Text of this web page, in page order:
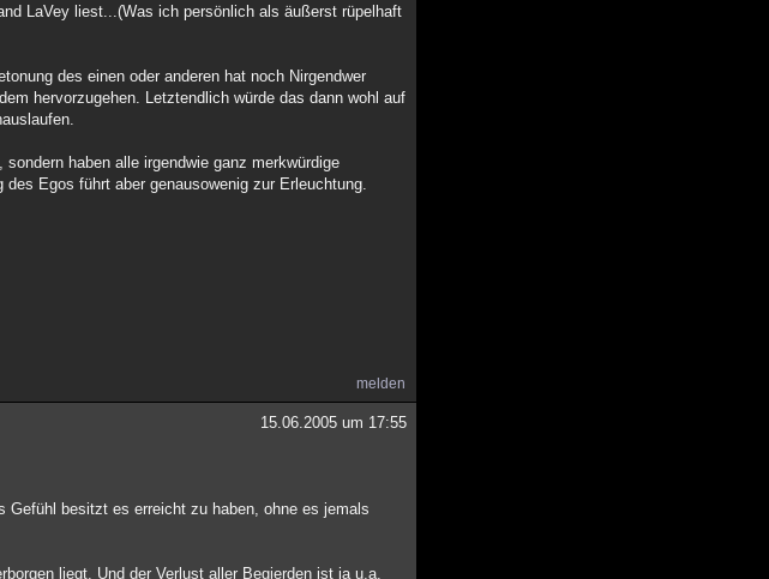
LaVey liest...(Was ich persönlich als äußerst rüpelhaft
des einen oder anderen hat noch Nirgendwer
hervorzugehen. Letztendlich würde das dann wohl auf
haben alle irgendwie ganz merkwürdige
Egos führt aber genausowenig zur Erleuchtung.
melden
15.06.2005 um 17:55
besitzt es erreicht zu haben, ohne es jemals
liegt. Und der Verlust aller Begierden ist ja u.a.